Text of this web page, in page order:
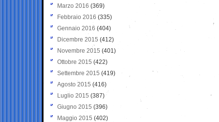
Marzo 2016 (369)
Febbraio 2016 (335)
Gennaio 2016 (404)
Dicembre 2015 (412)
Novembre 2015 (401)
Ottobre 2015 (422)
Settembre 2015 (419)
Agosto 2015 (416)
Luglio 2015 (387)
Giugno 2015 (396)
Maggio 2015 (402)